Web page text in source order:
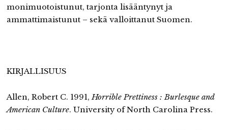
monimuotoistunut, tarjonta lisääntynyt ja
ammattimaistunut – sekä valloittanut Suomen.
KIRJALLISUUS
Allen, Robert C. 1991,Horrible Prettiness : Burlesque and
American Culture. University of North Carolina Press.